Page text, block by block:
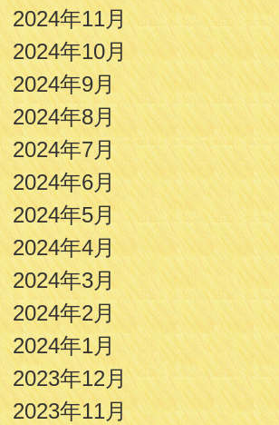
2024年11月
2024年10月
2024年9月
2024年8月
2024年7月
2024年6月
2024年5月
2024年4月
2024年3月
2024年2月
2024年1月
2023年12月
2023年11月